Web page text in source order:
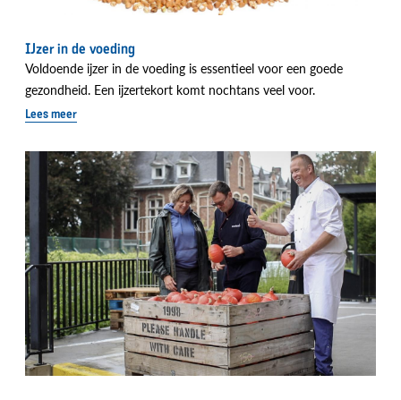
IJzer in de voeding
Voldoende ijzer in de voeding is essentieel voor een goede
gezondheid. Een ijzertekort komt nochtans veel voor.
Lees meer